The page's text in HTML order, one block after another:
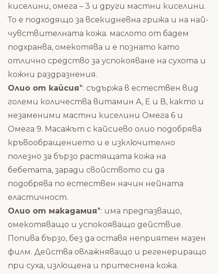
киселини, омега – 3 и други мастни киселини.
То е подходящо за всекидневна грижа и на най-
чувствителната кожа. маслото от бадем
подхранва, омекотява и е познато като
отлично средство за успокояване на сухота и
кожни раздразнения.
Олио от кайсия*: съдържа в естествен вид
големи количества витамин А, Е и В, както и
незаменими мастни киселини Омега 6 и
Омега 9. Масажът с кайсиево олио подобрява
кръвообращението и е изключително
полезно за бързо растящата кожа на
бебетата, заради свойството си да
подобрява по естествен начин нейната
еластичност.
Олио от макадaмия*: има предпазващо,
омекотяващо и успокояващо действие.
Попива бързо, без да оставя неприятен мазен
филм. Действа овлажняващо и регенериращо
при суха, излющена и притеснена кожа.